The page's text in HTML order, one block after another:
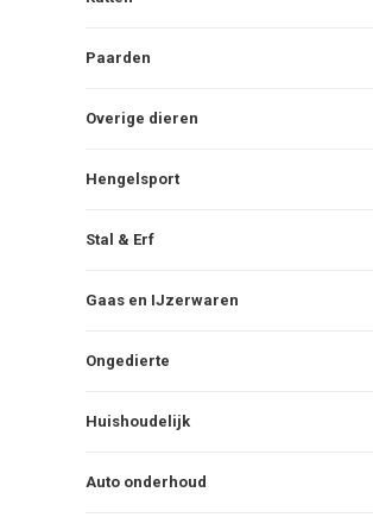
Paarden
Overige dieren
Hengelsport
Stal & Erf
Gaas en IJzerwaren
Ongedierte
Huishoudelijk
Auto onderhoud